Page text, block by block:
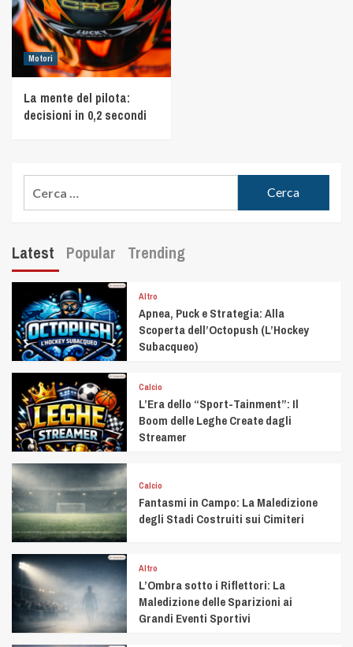
Motori
La mente del pilota:
decisioni in 0,2 secondi
Latest Popular Trending
Altro
Apnea, Puck e Strategia: Alla
Scoperta dell’Octopush (L’Hockey
Subacqueo)
Calcio
L’Era dello “Sport-Tainment”: Il
Boom delle Leghe Create dagli
Streamer
Calcio
Fantasmi in Campo: La Maledizione
degli Stadi Costruiti sui Cimiteri
Altro
L’Ombra sotto i Riflettori: La
Maledizione delle Sparizioni ai
Grandi Eventi Sportivi